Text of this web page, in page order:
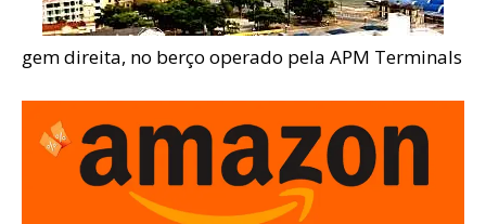
gem direita, no berço operado pela APM Terminals